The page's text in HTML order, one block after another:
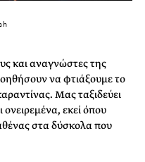
και αναγνώστες της
να φτιάξουμε το
Μας ταξιδεύει
εκεί όπου
στα δύσκολα που